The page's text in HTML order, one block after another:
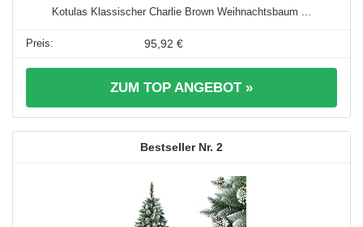
Kotulas Klassischer Charlie Brown Weihnachtsbaum ...
95,92 €
ZUM TOP ANGEBOT »
2